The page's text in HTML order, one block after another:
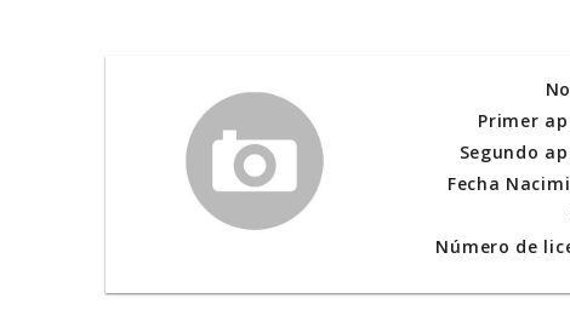
Primer
Segundo
Fecha
Número de